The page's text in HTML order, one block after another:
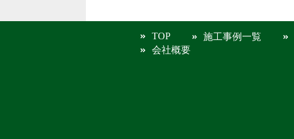
TOP 施工事例一覧
会社概要